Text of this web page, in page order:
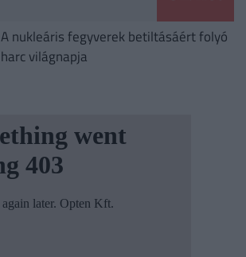
A nukleáris fegyverek betiltásáért folyó
harc világnapja